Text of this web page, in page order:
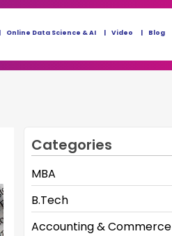
Online Data Science & AI Video Blog
Categories
MBA
B.Tech
Accounting & Commerce